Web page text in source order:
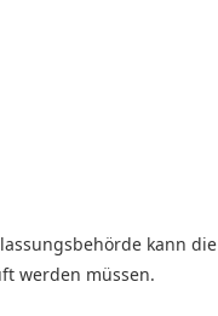
kann die
werden müssen.